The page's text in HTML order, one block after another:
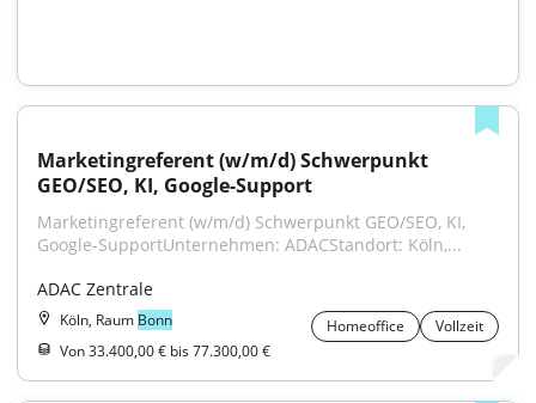
Marketingreferent (w/m/d) Schwerpunkt
GEO/SEO, KI, Google-Support
Marketingreferent (w/m/d) Schwerpunkt GEO/SEO, KI,
Google-SupportUnternehmen: ADACStandort: Köln,...
ADAC Zentrale
Köln, Raum Bonn Homeoffice
Vollzeit
Von 33.400,00 € bis 77.300,00 €